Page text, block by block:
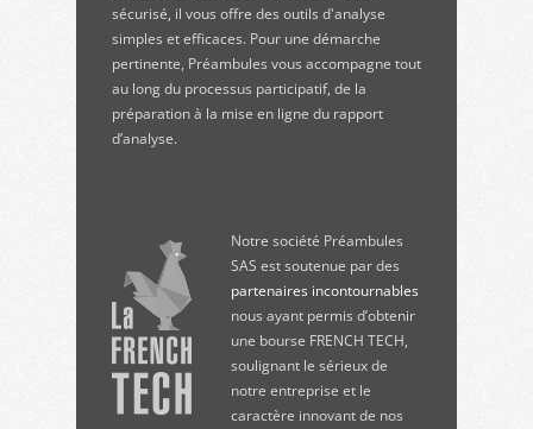
sécurisé, il vous offre des outils d'analyse
simples et efficaces. Pour une démarche
pertinente, Préambules vous accompagne tout
au long du processus participatif, de la
préparation à la mise en ligne du rapport
d’analyse.
Notre société Préambules
SAS est soutenue par des
partenaires incontournables
nous ayant permis d’obtenir
une bourse FRENCH TECH,
soulignant le sérieux de
notre entreprise et le
caractère innovant de nos